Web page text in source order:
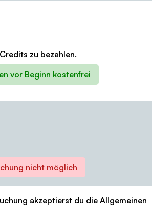
Credits zu bezahlen.
vor Beginn kostenfrei
nicht möglich
akzeptierst du die Allgemeinen